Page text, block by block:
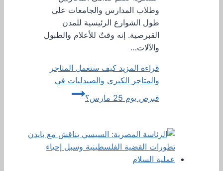
وطلاب المدارس والجامعات على
طول الشوارع الرئيسية للمدن
القبرصية. إنه وقتٌ للأعلام والطبول
والآلات…
قراءة المزيد كيف ستعمل المتاجر
والمتاجر الكبرى والصيدليات في
قبرص يوم 25 مارس؟